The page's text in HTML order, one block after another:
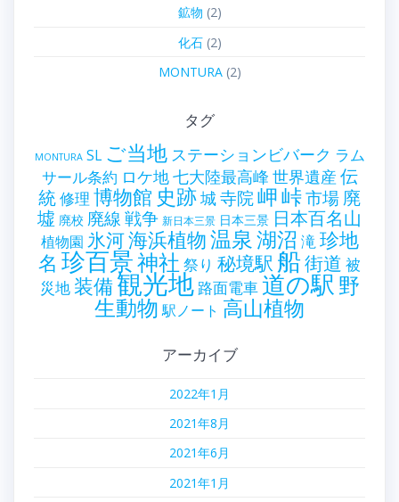
鉱物 (2)
化石(2)
MONTURA(2)
タグ
MONTURA SL ご当地 ステーションビバーク ラム
サール条約 ロケ地七大陸最高峰 世界遺産 伝
統修理 博物館 史跡城寺院岬峠市場廃
墟 廃校 廃線戦争 新日本三景 日本三景 日本百名山
植物園 氷河海浜植物温泉湖沼 滝珍地
名 珍百景神社 祭り 秘境駅 船街道 被
災地装備観光地 路面電車道の駅野
生動物 駅ノート 高山植物
アーカイブ
2022年1月
2021年8月
2021年6月
2021年1月